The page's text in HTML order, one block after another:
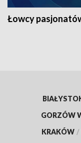
Łowcy
GORZÓW
KRAKÓW /